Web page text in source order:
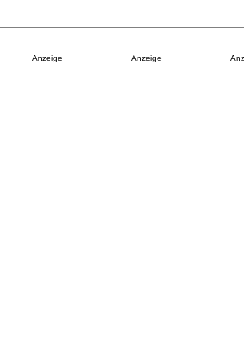
Anzeige Anzeige